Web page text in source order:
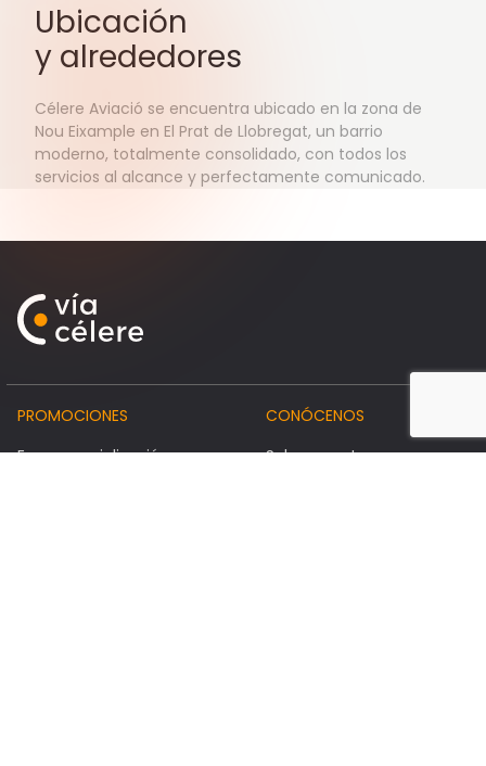
Ubicación
y alrededores
Célere Aviació se encuentra ubicado en la zona de
Nou Eixample en El Prat de Llobregat, un barrio
moderno, totalmente consolidado, con todos los
servicios al alcance y perfectamente comunicado.
PROMOCIONES
En comercialización
CONÓCENOS
Sobre nosotros